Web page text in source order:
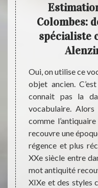
à
nous
les
vous
à
Colombes:
spécialiste
Oui, on utilise ce
objet ancien.
connait pas la
vocabulaire.
comme
recouvre une
régence et plus
XXe siècle entre
mot antiquité
XIXe et des styles